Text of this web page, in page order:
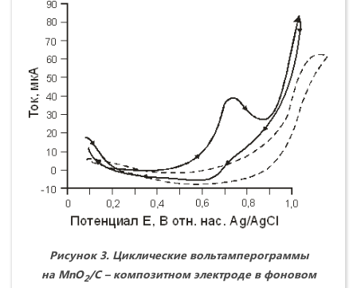
Рисунок 3. Циклические вольтамперограммы
на MnO2/C– композитном электроде в фоновом